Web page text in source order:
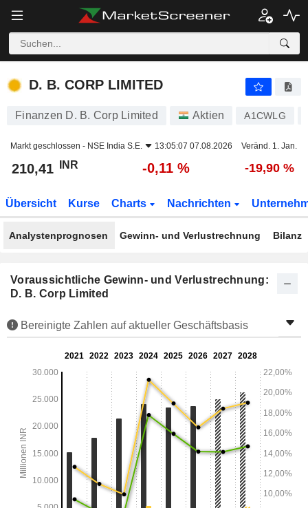
D. B. CORP LIMITED
D. B. CORP LIMITED
Finanzen D. B. Corp Limited Aktien A1CWLG
Markt geschlossen - NSE India S.E. 13:05:07 07.08.2026 Veränd. 1. Jan.
210,41 INR -0,11 % -19,90 %
Übersicht Kurse Charts Nachrichten
Analystenprognosen Gewinn- und Verlustrechnung Bilanz
Voraussichtliche Gewinn- und Verlustrechnung:
D. B. Corp Limited
Bereinigte Zahlen auf aktueller Geschäftsbasis